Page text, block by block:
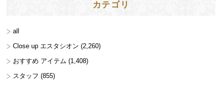
カテゴリ
all
Close up エスタシオン (2,260)
おすすめ アイテム (1,408)
スタッフ (855)